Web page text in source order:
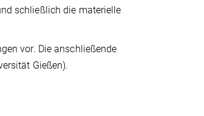
schließlich die materielle
vor. Die anschließende
Gießen).